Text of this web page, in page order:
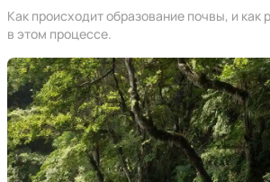
Как происходит образование почвы, и как
в этом процессе.